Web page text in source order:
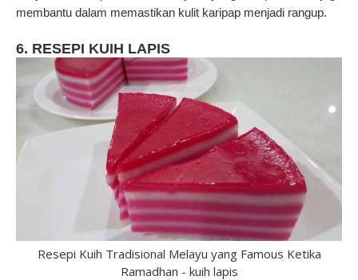
membantu dalam memastikan kulit karipap menjadi rangup.
6. RESEPI KUIH LAPIS
Resepi Kuih Tradisional Melayu yang Famous Ketika
Ramadhan - kuih lapis